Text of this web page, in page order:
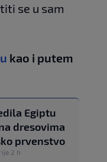
se u sam
kao i putem
Egiptu
dresovima
prvenstvo
2 h